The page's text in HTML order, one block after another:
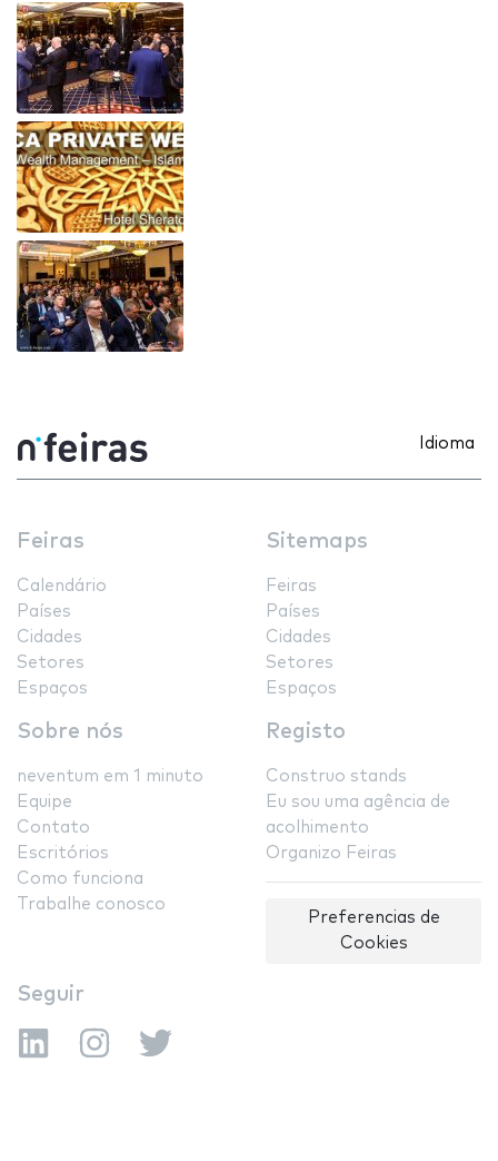
Idioma
Feiras
Calendário
Países
Cidades
Setores
Espaços
Sitemaps
Feiras
Países
Cidades
Setores
Espaços
Sobre nós
neventum em 1 minuto
Equipe
Contato
Escritórios
Como funciona
Trabalhe conosco
Registo
Construo stands
Eu sou uma agência de
acolhimento
Organizo Feiras
Preferencias de
Cookies
Seguir